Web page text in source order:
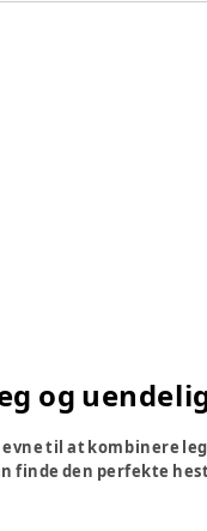
og
evne til at kombinere
finde den perfekte